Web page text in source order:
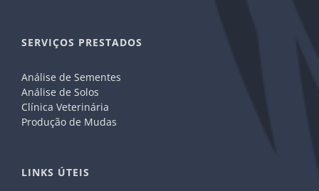
SERVIÇOS PRESTADOS
Análise de Sementes
Análise de Solos
Clínica Veterinária
Produção de Mudas
LINKS ÚTEIS